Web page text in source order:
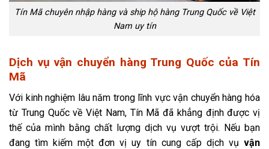
Tín Mã chuyên nhập hàng và ship hộ hàng Trung Quốc về Việt
Nam uy tín
Dịch vụ vận chuyển hàng Trung Quốc của Tín
Mã
Với kinh nghiệm lâu năm trong lĩnh vực vận chuyển hàng hóa
từ Trung Quốc về Việt Nam, Tín Mã đã khẳng định được vị
thế của mình bằng chất lượng dịch vụ vượt trội. Nếu bạn
đang tìm kiếm một đơn vị uy tín cung cấp dịch vụ vận